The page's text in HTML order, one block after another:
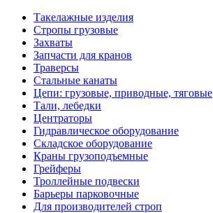
Такелажные изделия
Стропы грузовые
Захваты
Запчасти для кранов
Траверсы
Стальные канаты
Цепи: грузовые, приводные, тяговые
Тали, лебедки
Центраторы
Гидравлическое оборудование
Складское оборудование
Краны грузоподъемные
Грейферы
Троллейные подвески
Барьеры парковочные
Для производителей строп